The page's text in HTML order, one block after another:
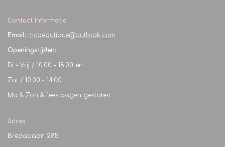
Contact Informatie
Email: mcbeautique@outlook.com
Openingstijden:
Di - Vrij / 10:00 - 18:00 en
Zat / 10:00 - 14:00
Ma & Zon & feestdagen gesloten
Adres
Bredabaan 285